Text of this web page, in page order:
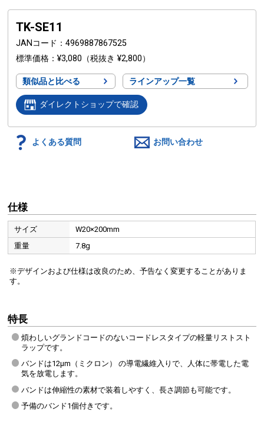
TK-SE11
JANコード
4969887867525
標準価格
¥3,080 （税抜き ¥2,800）
類似品と比べる ラインアップ一覧
ダイレクトショップで確認
よくある質問 お問い合わせ
仕様
サイズ
W20×200mm
重量
7.8g
※デザインおよび仕様は改良のため、予告なく変更することがありま
す。
特長
煩わしいグランドコードのないコードレスタイプの軽量リストスト
ラップです。
バンドは12μm（ミクロン） の導電繊維入りで、人体に帯電した電
気を放電します。
バンドは伸縮性の素材で装着しやすく、長さ調節も可能です。
予備のバンド1個付きです。